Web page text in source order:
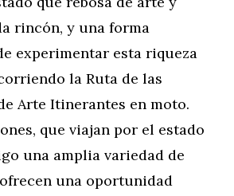
rincón, y una forma
experimentar esta riqueza
la Ruta de las
Arte Itinerantes en moto.
que viajan por el estado
una amplia variedad de
una oportunidad